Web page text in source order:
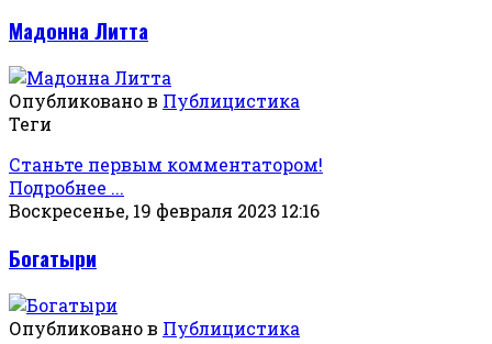
Мадонна Литта
Опубликовано в Публицистика
Теги
Станьте первым комментатором!
Подробнее ...
Воскресенье, 19 февраля 2023 12:16
Богатыри
Опубликовано в Публицистика